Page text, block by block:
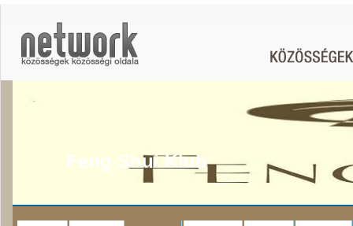
Feng Shui Klub